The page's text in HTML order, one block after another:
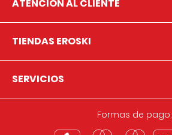
ATENCION AL CLIENTE
TIENDAS EROSKI
SERVICIOS
Formas de pago: